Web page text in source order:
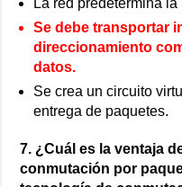
La red predetermina
Se debe transportar
direccionamiento
datos.
Se crea un circuito
entrega de paquetes.
7. ¿Cuál es la ventaja
conmutación por